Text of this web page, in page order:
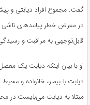
در معرض خطر پیامدهای ناشی
قابل‌توجهی به مراقبت و رسیدگی
او با بیان اینکه دیابت یک
دیابت با بیمار، خانواده و
مبتلا به دیابت می‌بایست در